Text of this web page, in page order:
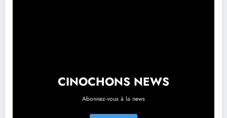
CINOCHONS NEWS
Abonnez-vous à la news